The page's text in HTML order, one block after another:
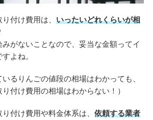
付け費用は、 いったいどれくらいが相
がないことなので、妥当な金額ってイ
よね。
いるりんごの値段の相場はわかっても、
付け費用の相場はわからない！）
付け費用や料金体系は、 依頼する業者